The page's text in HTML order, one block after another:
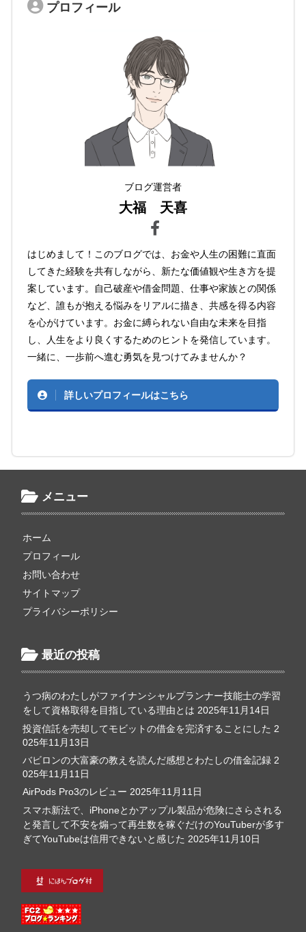
プロフィール
ブログ運営者
大福 天喜
はじめまして！このブログでは、お金や人生の困難に直面
してきた経験を共有しながら、新たな価値観や生き方を提
案しています。自己破産や借金問題、仕事や家族との関係
など、誰もが抱える悩みをリアルに描き、共感を得る内容
を心がけています。お金に縛られない自由な未来を目指
し、人生をより良くするためのヒントを発信しています。
一緒に、一歩前へ進む勇気を見つけてみませんか？
詳しいプロフィールはこちら
メニュー
ホーム
プロフィール
お問い合わせ
サイトマップ
プライバシーポリシー
最近の投稿
うつ病のわたしがファイナンシャルプランナー技能士の学習
をして資格取得を目指している理由とは 2025年11月14日
投資信託を売却してモビットの借金を完済することにした 2
025年11月13日
バビロンの大富豪の教えを読んだ感想とわたしの借金記録 2
025年11月11日
AirPods Pro3のレビュー 2025年11月11日
スマホ新法で、iPhoneとかアップル製品が危険にさらされる
と発言して不安を煽って再生数を稼ぐだけのYouTuberが多す
ぎてYouTubeは信用できないと感じた 2025年11月10日